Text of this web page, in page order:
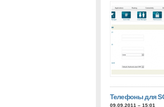
Телефоны для
09.09.2011 – 15:01